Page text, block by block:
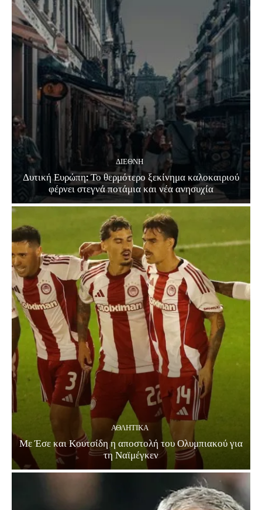
ΔΙΕΘΝΗ
Δυτική Ευρώπη: Το θερμότερο ξεκίνημα καλοκαιριού
φέρνει στεγνά ποτάμια και νέα ανησυχία
ΑΘΛΗΤΙΚΑ
Με Έσε και Κουτσίδη η αποστολή του Ολυμπιακού για
τη Ναϊμέγκεν